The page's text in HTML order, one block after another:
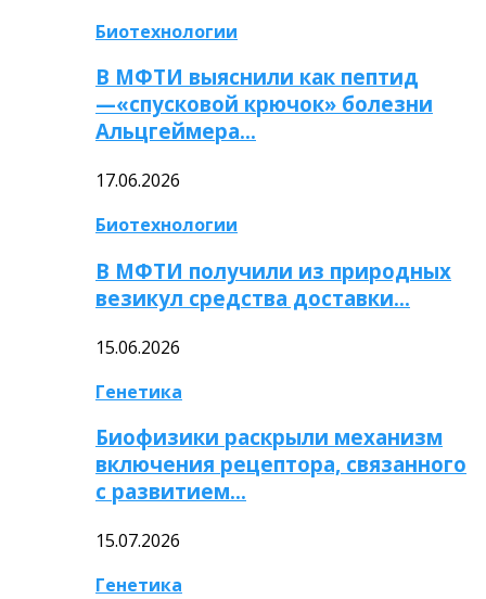
Биотехнологии
В МФТИ выяснили как пептид
—«спусковой крючок» болезни
Альцгеймера…
17.06.2026
Биотехнологии
В МФТИ получили из природных
везикул средства доставки…
15.06.2026
Генетика
Биофизики раскрыли механизм
включения рецептора, связанного
с развитием…
15.07.2026
Генетика